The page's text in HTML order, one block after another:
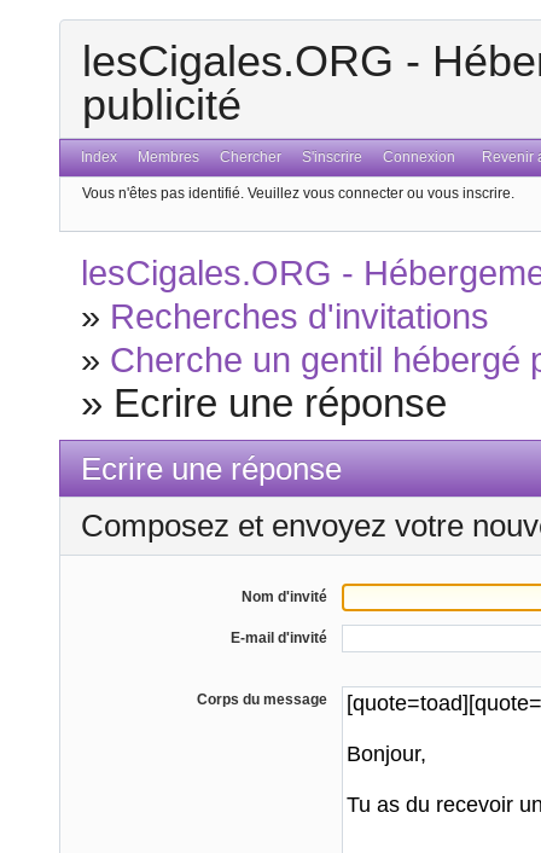
lesCigales.ORG -
publicité
Index Membres Chercher S'inscrire Connexion Revenir
Vous n'êtes pas identifié. Veuillez vous connecter ou vous inscrire.
lesCigales.ORG -
» Recherches d'invitations
» Cherche un gentil hébergé
» Ecrire une réponse
Ecrire une réponse
Composez et envoyez votre
Nom d'invité
E-mail d'invité
Corps du message